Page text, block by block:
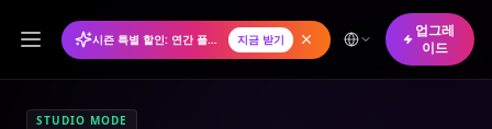
시즌 특별 할인: 연간 플랜 50% 할인 지금 받기
업그레
이드
STUDIO MODE